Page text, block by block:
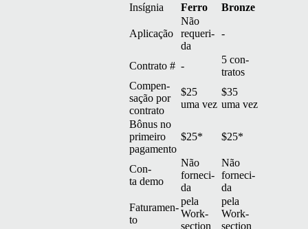
Insíg­nia
Fer­ro Bronze
Apli­cação
Não
requeri­
da
-
Con­tra­to # -
5 con­
tratos
Com­pen­
sação por
contrato
$25
uma vez
$35
uma vez
Bônus no
primeiro
pagamento
$25* $25*
Con­
ta demo
Não
forneci­
da
Não
forneci­
da
Fat­u­ra­men­
to
pela
Work­
sec­tion
pela
Work­
sec­tion